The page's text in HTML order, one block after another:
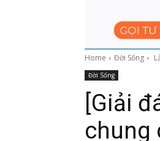
Home Đời Sống
Đời Sống
[Giải
chung